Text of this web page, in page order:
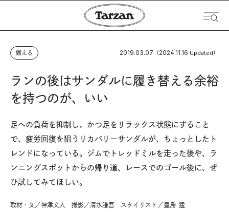
鍛える 2019.03.07 （2024.11.16 Updated）
ランの後はサンダルに履き替える余裕
を持つのが、いい
足への負荷を抑制し、かつ足をリラックス状態にすること
で、疲労回復を狙うリカバリーサンダルが、ちょっとしたト
レンドになっている。ジムでトレッドミルを走った後や、ラ
ンニングスポットからの帰り道、レースでのゴール後に、ぜ
ひ試してみてほしい。
取材・文／神津文人 撮影／清水謙吾 スタイリスト／豊島 猛